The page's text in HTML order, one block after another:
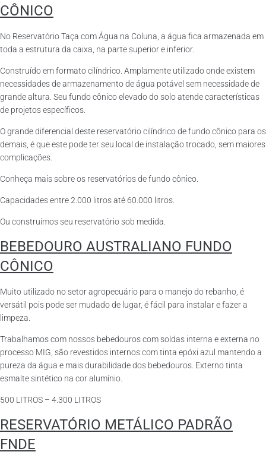
CÔNICO
No Reservatório Taça com Água na Coluna, a água fica armazenada em
toda a estrutura da caixa, na parte superior e inferior.
Construído em formato cilíndrico. Amplamente utilizado onde existem
necessidades de armazenamento de água potável sem necessidade de
grande altura. Seu fundo cônico elevado do solo atende características
de projetos específicos.
O grande diferencial deste reservatório cilíndrico de fundo cônico para os
demais, é que este pode ter seu local de instalação trocado, sem maiores
complicações.
Conheça mais sobre os reservatórios de fundo cônico.
Capacidades entre 2.000 litros até 60.000 litros.
Ou construímos seu reservatório sob medida.
BEBEDOURO AUSTRALIANO FUNDO
CÔNICO
Muito utilizado no setor agropecuário para o manejo do rebanho, é
versátil pois pode ser mudado de lugar, é fácil para instalar e fazer a
limpeza.
Trabalhamos com nossos bebedouros com soldas interna e externa no
processo MIG, são revestidos internos com tinta epóxi azul mantendo a
pureza da água e mais durabilidade dos bebedouros. Externo tinta
esmalte sintético na cor alumínio.
500 LITROS – 4.300 LITROS
RESERVATÓRIO METÁLICO PADRÃO
FNDE